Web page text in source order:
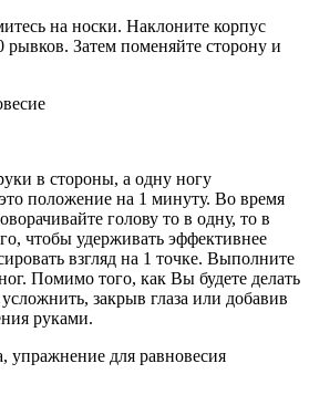
на носки. Наклоните корпус
Затем поменяйте сторону и
в стороны, а одну ногу
положение на 1 минуту. Во время
голову то в одну, то в
чтобы удерживать эффективнее
взгляд на 1 точке. Выполните
Помимо того, как Вы будете делать
закрыв глаза или добавив
руками.